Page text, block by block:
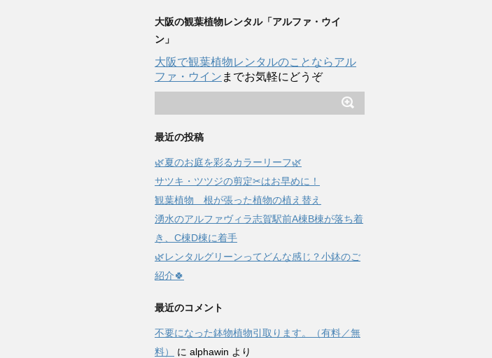
大阪の観葉植物レンタル「アルファ・ウイ
ン」
大阪で観葉植物レンタルのことならアル
ファ・ウイン までお気軽にどうぞ
最近の投稿
🌿夏のお庭を彩るカラーリーフ🌿
サツキ・ツツジの剪定✂はお早めに！
観葉植物 根が張った植物の植え替え
湧水のアルファヴィラ志賀駅前A棟B棟が落ち着
き、C棟D棟に着手
🌿レンタルグリーンってどんな感じ？小鉢のご
紹介🍀
最近のコメント
不要になった鉢物植物引取ります。（有料／無
料）
に alphawin より